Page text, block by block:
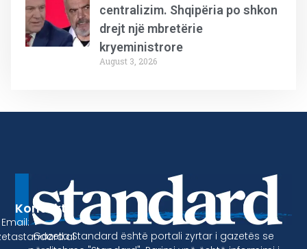
centralizim. Shqipëria po shkon
drejt një mbretërie
kryeministrore
August 3, 2026
Gazeta Standard është portali zyrtar i gazetës se
Kontakt
Email: